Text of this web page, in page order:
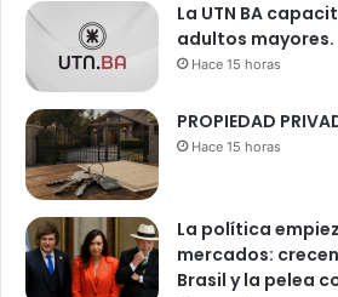
La UTN BA
adultos mayores.
Hace 15 horas
PROPIEDAD
Hace 15 horas
La política
mercados:
Brasil y la pelea